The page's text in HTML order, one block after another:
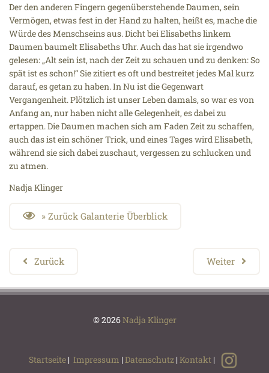
Der den anderen Fingern gegenüberstehende Daumen, sein
Vermögen, etwas fest in der Hand zu halten, heißt es, mache die
Würde des Menschseins aus. Dicht bei Elisabeths linkem
Daumen baumelt Elisabeths Uhr. Auch das hat sie irgendwo
gelesen: „Alt sein ist, nach der Zeit zu schauen und zu denken: So
spät ist es schon!“ Sie zitiert es oft und bestreitet jedes Mal kurz
darauf, es getan zu haben. In Nu ist die Gegenwart
Vergangenheit. Plötzlich ist unser Leben damals, so war es von
Anfang an, nur haben nicht alle Gelegenheit, es dabei zu
ertappen. Die Daumen machen sich am Faden Zeit zu schaffen,
auch das ist ein schöner Trick, und eines Tages wird Elisabeth,
während sie sich dabei zuschaut, vergessen zu schlucken und
zu atmen.
Nadja Klinger
» Zurück Galanterie Überblick
Zurück Weiter
© 2026Nadja Klinger
Startseite | Impressum | Datenschutz | Kontakt |